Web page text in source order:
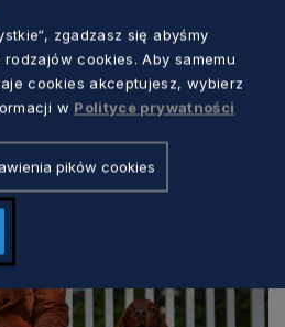
Parku
celu wsparcia działań
zgadzasz się abyśmy
cookies. Aby samemu
cookies akceptujesz, wybierz
w Polityce prywatności
pików cookies